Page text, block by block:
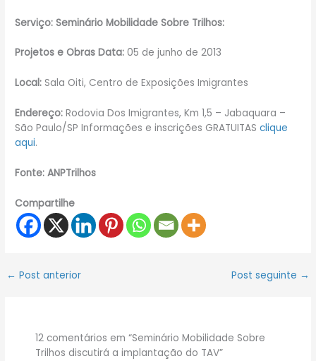
Serviço: Seminário Mobilidade Sobre Trilhos:
Projetos e Obras Data: 05 de junho de 2013
Local: Sala Oiti, Centro de Exposições Imigrantes
Endereço: Rodovia Dos Imigrantes, Km 1,5 – Jabaquara –
São Paulo/SP Informações e inscrições GRATUITASclique
aqui.
Fonte: ANPTrilhos
Compartilhe
← Post anterior Post seguinte →
12 comentários em “Seminário Mobilidade Sobre
Trilhos discutirá a implantação do TAV”